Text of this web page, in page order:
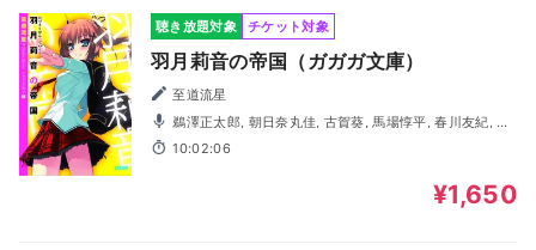
聴き放題対象 チケット対象
羽月莉音の帝国（ガガガ文庫）
至道流星
先広大
10:02:06
¥1,650